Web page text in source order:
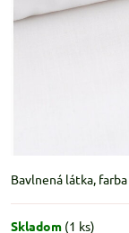
Bavlnená látka,
Skladom (1 ks)